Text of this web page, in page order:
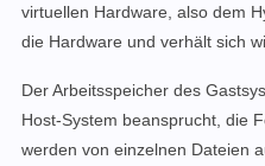
virtuellen Hardware, also dem
die Hardware und verhält sich
Der Arbeitsspeicher des
Host-System beansprucht, die
werden von einzelnen Dateien